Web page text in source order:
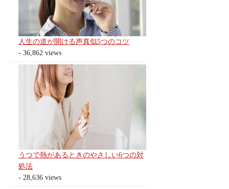
人生の道が開ける声真似5つのコツ
- 36,862 views
うつで熱があるときのやさしい6つの対
処法
- 28,636 views